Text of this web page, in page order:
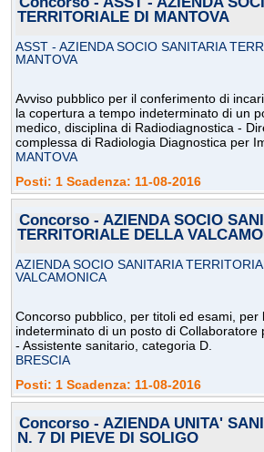
TERRITORIALE DI MANTOVA
ASST - AZIENDA SOCIO SANITARIA
MANTOVA
Avviso pubblico per il conferimento di
la copertura a tempo indeterminato di un
medico, disciplina di Radiodiagnostica -
complessa di Radiologia Diagnostica per
MANTOVA
Posti: 1 Scadenza: 11-08-2016
Concorso - AZIENDA SOCIO
TERRITORIALE DELLA
AZIENDA SOCIO SANITARIA
VALCAMONICA
Concorso pubblico, per titoli ed esami,
indeterminato di un posto di Collaboratore
- Assistente sanitario, categoria D.
BRESCIA
Posti: 1 Scadenza: 11-08-2016
Concorso - AZIENDA UNITA'
N. 7 DI PIEVE DI SOLIGO